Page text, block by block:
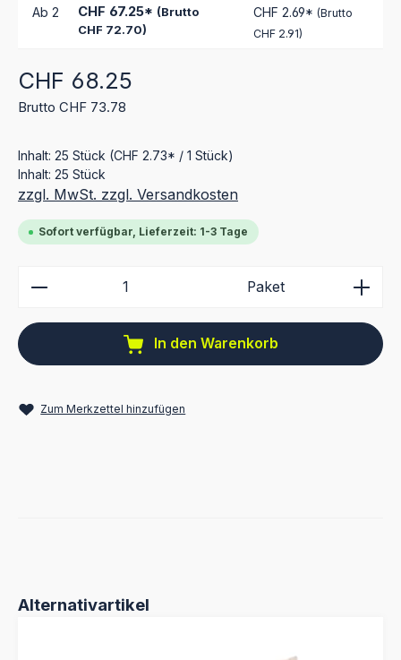
Ab 2 CHF 67.25* (Brutto
CHF 72.70)
CHF 2.69* (Brutto
CHF 2.91)
Regulärer Preis:
CHF 68.25
Brutto CHF 73.78
Inhalt: 25 Stück (CHF 2.73* / 1 Stück)
Inhalt: 25 Stück
zzgl. MwSt. zzgl. Versandkosten
Sofort verfügbar, Lieferzeit: 1-3 Tage
Produkt Anzahl: Gib den gewünschten Wert ein
Paket
In den Warenkorb
Zum Merkzettel hinzufügen
Produktgalerie überspringen
Alternativartikel